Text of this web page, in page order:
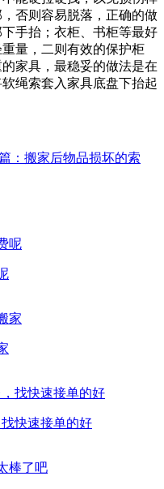
否则容易脱落，正确的做
手抬；衣柜、书柜等最好
量，二则有效的保护柜
家具，最稳妥的做法是在
绳索套入家具底盘下抬起
：搬家后物品损坏的索
快速接单的好